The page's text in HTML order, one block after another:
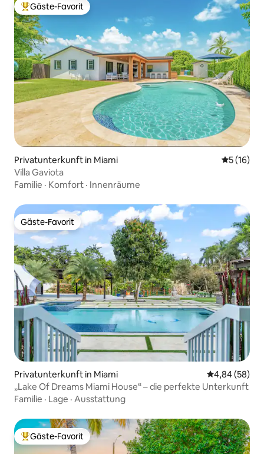
Beliebter Gäste-Favorit.
Gäste-Favorit
Privatunterkunft in Miami
5 (16)
Villa Gaviota
Familie · Komfort · Innenräume
Gäste-Favorit
Gäste-Favorit
Privatunterkunft in Miami
4,84 (58)
„Lake Of Dreams Miami House“ – die perfekte Unterkunft
Familie · Lage · Ausstattung
Beliebter Gäste-Favorit.
Gäste-Favorit